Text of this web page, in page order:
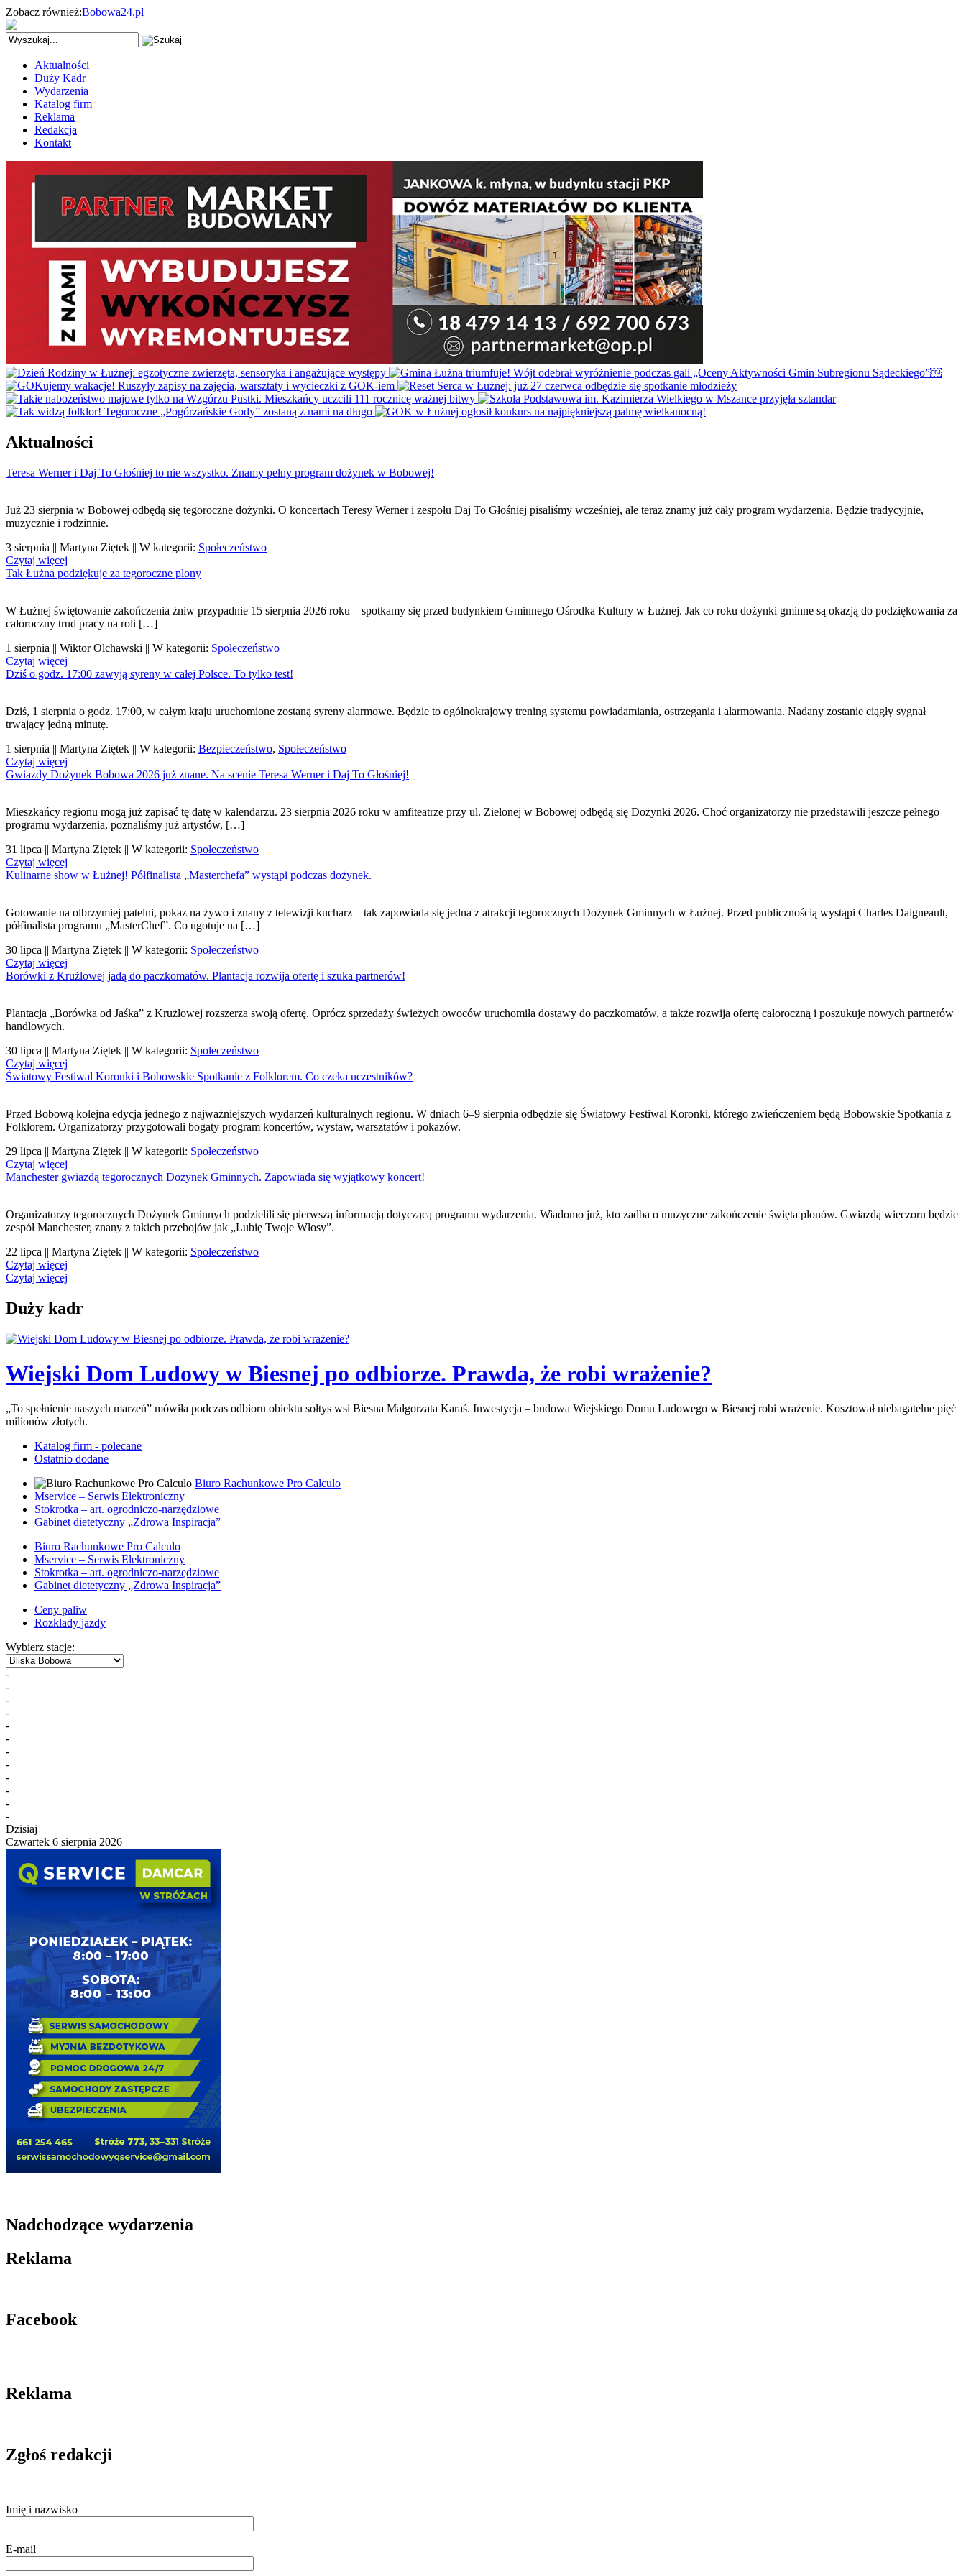
Zobacz również:Bobowa24.pl
Aktualności
Duży Kadr
Wydarzenia
Katalog firm
Reklama
Redakcja
Kontakt
Aktualności
Teresa Werner i Daj To Głośniej to nie wszystko. Znamy pełny program dożynek w Bobowej!
Już 23 sierpnia w Bobowej odbędą się tegoroczne dożynki. O koncertach Teresy Werner i zespołu Daj To Głośniej pisaliśmy wcześniej, ale teraz znamy już cały program wydarzenia. Będzie tradycyjnie,
muzycznie i rodzinnie.
3 sierpnia || Martyna Ziętek || W kategorii: Społeczeństwo
Czytaj więcej
Tak Łużna podziękuje za tegoroczne plony
W Łużnej świętowanie zakończenia żniw przypadnie 15 sierpnia 2026 roku – spotkamy się przed budynkiem Gminnego Ośrodka Kultury w Łużnej. Jak co roku dożynki gminne są okazją do podziękowania za
całoroczny trud pracy na roli […]
1 sierpnia || Wiktor Olchawski || W kategorii: Społeczeństwo
Czytaj więcej
Dziś o godz. 17:00 zawyją syreny w całej Polsce. To tylko test!
Dziś, 1 sierpnia o godz. 17:00, w całym kraju uruchomione zostaną syreny alarmowe. Będzie to ogólnokrajowy trening systemu powiadamiania, ostrzegania i alarmowania. Nadany zostanie ciągły sygnał
trwający jedną minutę.
1 sierpnia || Martyna Ziętek || W kategorii: Bezpieczeństwo, Społeczeństwo
Czytaj więcej
Gwiazdy Dożynek Bobowa 2026 już znane. Na scenie Teresa Werner i Daj To Głośniej!
Mieszkańcy regionu mogą już zapisać tę datę w kalendarzu. 23 sierpnia 2026 roku w amfiteatrze przy ul. Zielonej w Bobowej odbędą się Dożynki 2026. Choć organizatorzy nie przedstawili jeszcze pełnego
programu wydarzenia, poznaliśmy już artystów, […]
31 lipca || Martyna Ziętek || W kategorii: Społeczeństwo
Czytaj więcej
Kulinarne show w Łużnej! Półfinalista „Masterchefa” wystąpi podczas dożynek.
Gotowanie na olbrzymiej patelni, pokaz na żywo i znany z telewizji kucharz – tak zapowiada się jedna z atrakcji tegorocznych Dożynek Gminnych w Łużnej. Przed publicznością wystąpi Charles Daigneault,
półfinalista programu „MasterChef”. Co ugotuje na […]
30 lipca || Martyna Ziętek || W kategorii: Społeczeństwo
Czytaj więcej
Borówki z Krużlowej jadą do paczkomatów. Plantacja rozwija ofertę i szuka partnerów!
Plantacja „Borówka od Jaśka” z Krużlowej rozszerza swoją ofertę. Oprócz sprzedaży świeżych owoców uruchomiła dostawy do paczkomatów, a także rozwija ofertę całoroczną i poszukuje nowych partnerów
handlowych.
30 lipca || Martyna Ziętek || W kategorii: Społeczeństwo
Czytaj więcej
Światowy Festiwal Koronki i Bobowskie Spotkanie z Folklorem. Co czeka uczestników?
Przed Bobową kolejna edycja jednego z najważniejszych wydarzeń kulturalnych regionu. W dniach 6–9 sierpnia odbędzie się Światowy Festiwal Koronki, którego zwieńczeniem będą Bobowskie Spotkania z
Folklorem. Organizatorzy przygotowali bogaty program koncertów, wystaw, warsztatów i pokazów.
29 lipca || Martyna Ziętek || W kategorii: Społeczeństwo
Czytaj więcej
Manchester gwiazdą tegorocznych Dożynek Gminnych. Zapowiada się wyjątkowy koncert!
Organizatorzy tegorocznych Dożynek Gminnych podzielili się pierwszą informacją dotyczącą programu wydarzenia. Wiadomo już, kto zadba o muzyczne zakończenie święta plonów. Gwiazdą wieczoru będzie
zespół Manchester, znany z takich przebojów jak „Lubię Twoje Włosy”.
22 lipca || Martyna Ziętek || W kategorii: Społeczeństwo
Czytaj więcej
Czytaj więcej
Duży kadr
Wiejski Dom Ludowy w Biesnej po odbiorze. Prawda, że robi wrażenie?
„To spełnienie naszych marzeń” mówiła podczas odbioru obiektu sołtys wsi Biesna Małgorzata Karaś. Inwestycja – budowa Wiejskiego Domu Ludowego w Biesnej robi wrażenie. Kosztował niebagatelne pięć
milionów złotych.
Katalog firm - polecane
Ostatnio dodane
Biuro Rachunkowe Pro Calculo
Mservice – Serwis Elektroniczny
Stokrotka – art. ogrodniczo-narzędziowe
Gabinet dietetyczny „Zdrowa Inspiracja”
Biuro Rachunkowe Pro Calculo
Mservice – Serwis Elektroniczny
Stokrotka – art. ogrodniczo-narzędziowe
Gabinet dietetyczny „Zdrowa Inspiracja”
Ceny paliw
Rozklady jazdy
Wybierz stacje:
-
-
-
-
-
-
-
-
-
-
-
-
Dzisiaj
Czwartek 6 sierpnia 2026
Nadchodzące wydarzenia
Reklama
Facebook
Reklama
Zgłoś redakcji
Imię i nazwisko
E-mail